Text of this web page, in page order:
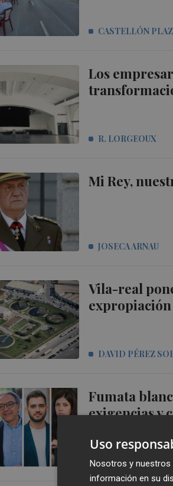
CASTELLÓN
Los
R. LORGEOUX
Mi Rey,
JOSECA ARNAU
Vila-real
DAVID PÉREZ
Fumata
exigencias y
MARTA GOZALBO
Uso
Nosotros y nuestros
información en su